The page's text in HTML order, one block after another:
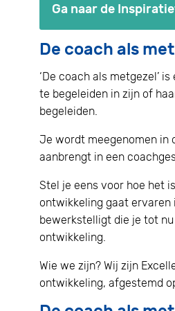
Ga naar de
De coach als
‘De coach als metgezel’
te begeleiden in zijn of
begeleiden.
Je wordt meegenomen in
aanbrengt in een
Stel je eens voor hoe het
ontwikkeling gaat ervaren
bewerkstelligt die je tot
ontwikkeling.
Wie we zijn? Wij zijn
ontwikkeling, afgestemd